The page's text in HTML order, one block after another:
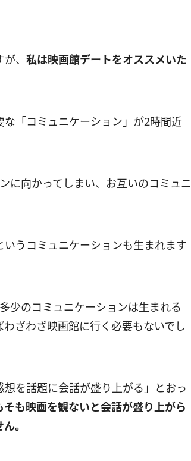
、 私は映画館デートをオススメいた
「コミュニケーション」が2時間近
に向かってしまい、お互いのコミュニ
うコミュニケーションも生まれます
少のコミュニケーションは生まれる
ざわざ映画館に行く必要もないでし
想を話題に会話が盛り上がる」とおっ
そも映画を観ないと会話が盛り上がら
。